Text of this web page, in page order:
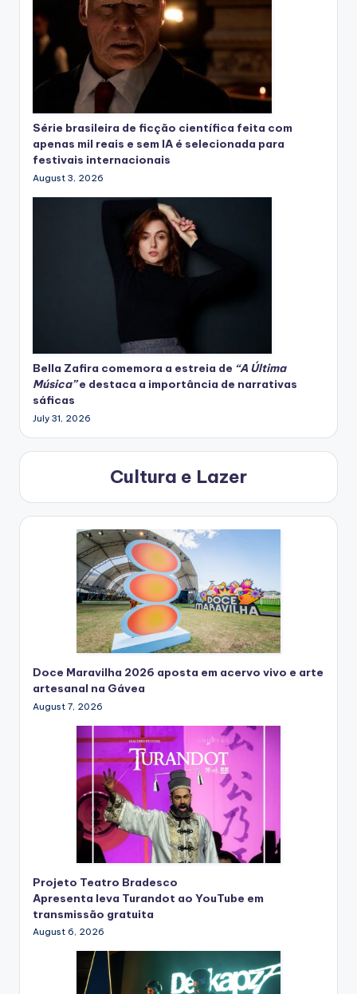
Série brasileira de ficção científica feita com
apenas mil reais e sem IA é selecionada para
festivais internacionais
August 3, 2026
Bella Zafira comemora a estreia de “A Última
Música”e destaca a importância de narrativas
sáficas
July 31, 2026
Cultura e Lazer
Doce Maravilha 2026 aposta em acervo vivo e arte
artesanal na Gávea
August 7, 2026
Projeto Teatro Bradesco
Apresenta leva Turandot ao YouTube em
transmissão gratuita
August 6, 2026